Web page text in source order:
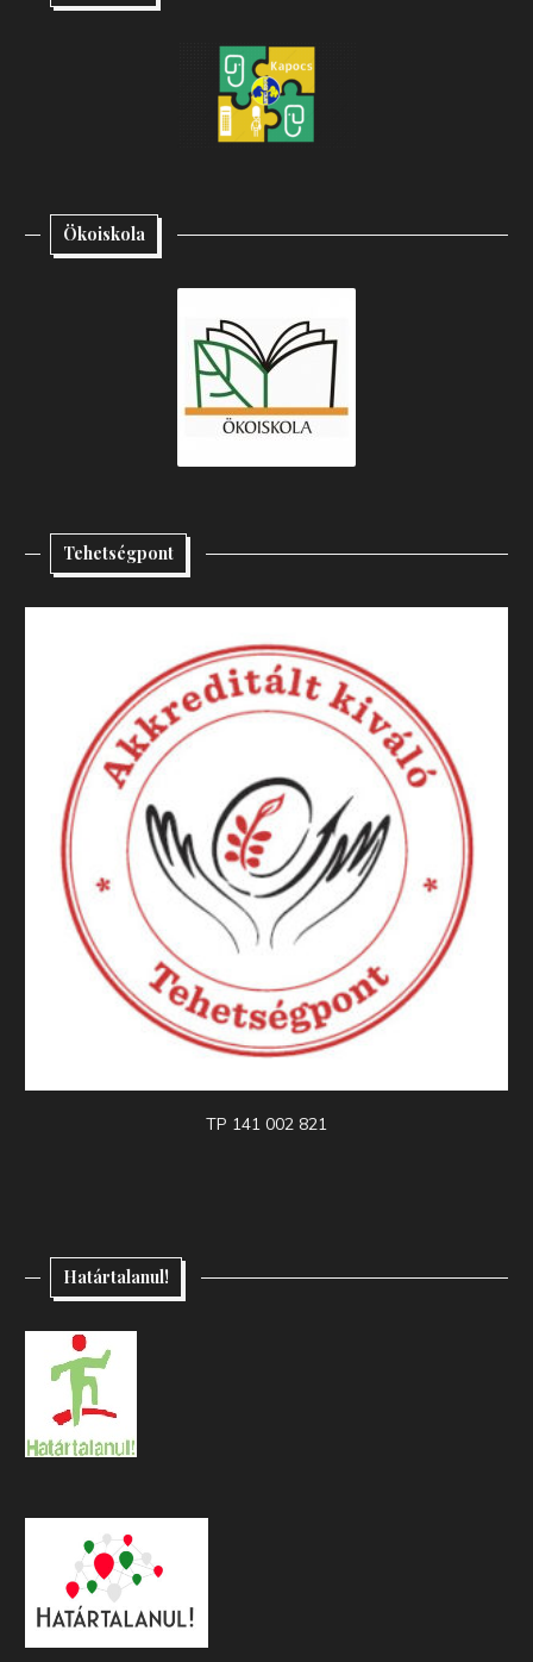
Ökoiskola
Tehetségpont
TP 141 002 821
Határtalanul!